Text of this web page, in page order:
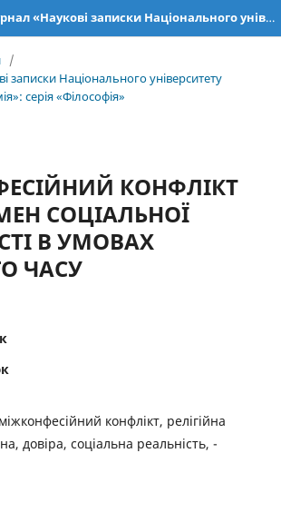
Науковий журнал «Наукові записки Національного університету «Острозька академія»: серія «Філософія»
/
записки Національного університету
серія «Філософія»
КОНФЛІКТ
СОЦІАЛЬНОЇ
В УМОВАХ
ЧАСУ
міжконфесійний конфлікт, релігійна
довіра, соціальна реальність,